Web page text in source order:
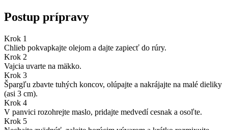
Postup prípravy
Krok 1
Chlieb pokvapkajte olejom a dajte zapiecť do rúry.
Krok 2
Vajcia uvarte na mäkko.
Krok 3
Špargľu zbavte tuhých koncov, olúpajte a nakrájajte na malé dieliky
(asi 3 cm).
Krok 4
V panvici rozohrejte maslo, pridajte medvedí cesnak a osoľte.
Krok 5